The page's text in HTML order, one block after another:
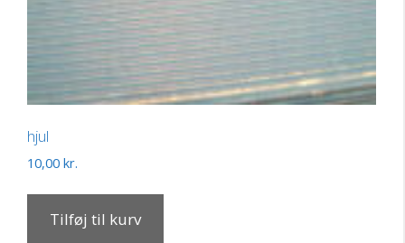
hjul
10,00 kr.
Tilføj til kurv